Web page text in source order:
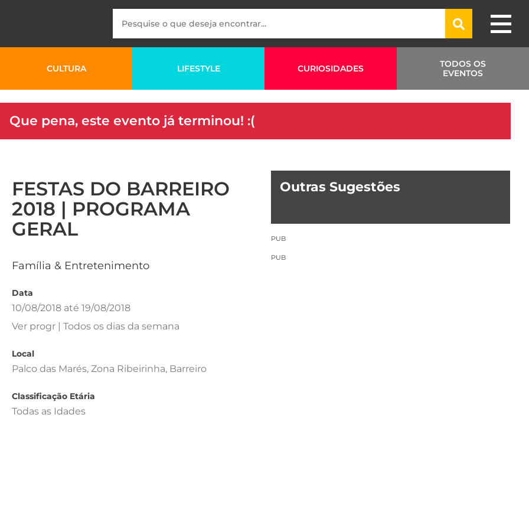
CULTURA LIFESTYLE CURIOSIDADES
TODOS OS
EVENTOS
Que pena, este evento já terminou! :(
FESTAS DO BARREIRO
2018 | PROGRAMA
GERAL
Família & Entretenimento
Data
10/08/2018 até 19/08/2018
Ver progr | Todos os dias da semana
Local
Palco das Marés, Zona Ribeirinha, Barreiro
Classificação Etária
Todas as Idades
Outras Sugestões
PUB
PUB